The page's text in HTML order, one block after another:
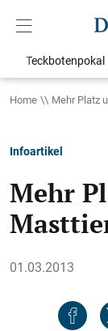
Teckbotenpokal
Home Mehr Platz
Infoartikel
Mehr
01.03.2013